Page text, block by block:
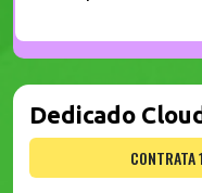
Dedicado